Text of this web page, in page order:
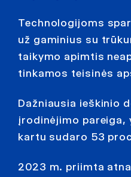
Technologijoms
už gaminius su
taikymo apimtis
tinkamos teisinės
Dažniausia ieškinio
įrodinėjimo pareiga,
kartu sudaro 53
2023 m. priimta